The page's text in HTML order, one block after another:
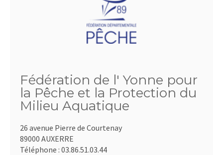
Fédération de l' Yonne pour
la Pêche et la Protection du
Milieu Aquatique
26 avenue Pierre de Courtenay
89000 AUXERRE
Téléphone : 03.86.51.03.44